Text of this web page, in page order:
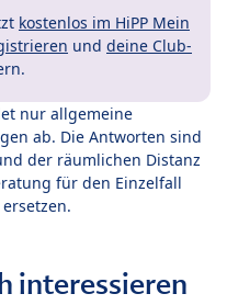
kostenlos im HiPP Mein
und deine Club-
nur allgemeine
ab. Die Antworten sind
der räumlichen Distanz
für den Einzelfall
interessieren